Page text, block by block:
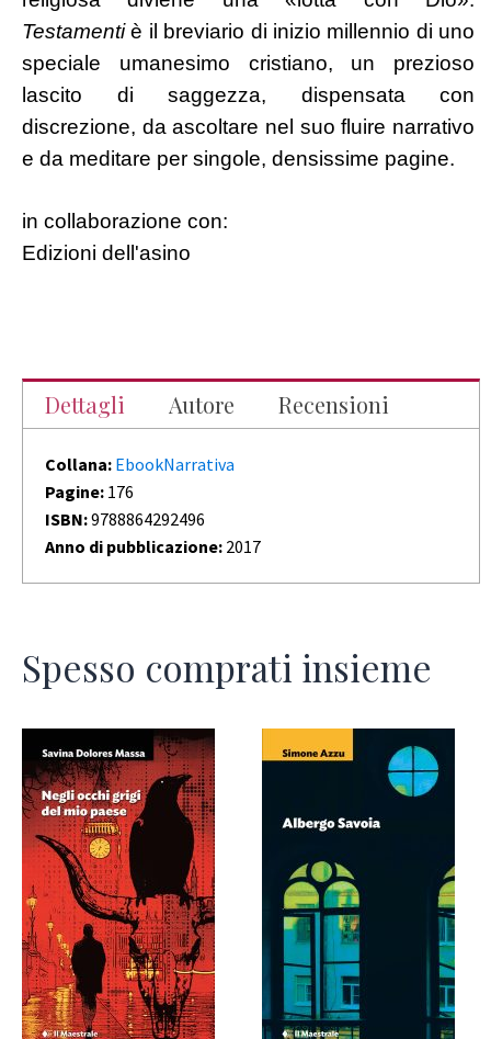
Testamentiè il breviario di inizio millennio di uno
speciale umanesimo cristiano, un prezioso
lascito di saggezza, dispensata con
discrezione, da ascoltare nel suo fluire narrativo
e da meditare per singole, densissime pagine.
in collaborazione con:
Edizioni dell'asino
Dettagli Autore Recensioni
Collana: EbookNarrativa
Pagine: 176
ISBN:9788864292496
Anno di pubblicazione: 2017
Spesso comprati insieme